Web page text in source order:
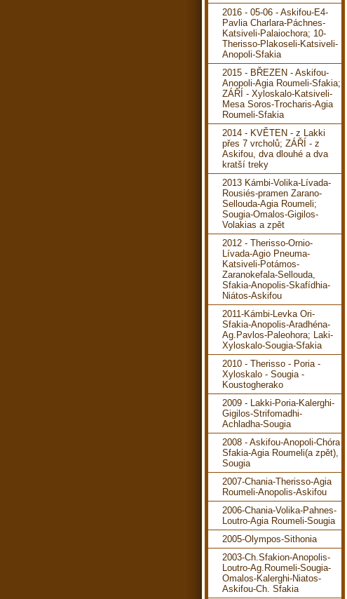
2016 - 05-06 - Askifou-E4-
Pavlia Charlara-Páchnes-
Katsiveli-Palaiochora; 10-
Therisso-Plakoseli-Katsiveli-
Anopoli-Sfakia
2015 - BŘEZEN - Askifou-
Anopoli-Agia Roumeli-Sfakia;
ZÁŘÍ - Xyloskalo-Katsiveli-
Mesa Soros-Trocharis-Agia
Roumeli-Sfakia
2014 - KVĚTEN - z Lakki
přes 7 vrcholů; ZÁŘÍ - z
Askifou, dva dlouhé a dva
kratší treky
2013 Kámbi-Volika-Lívada-
Rousiés-pramen Zarano-
Sellouda-Agia Roumeli;
Sougia-Omalos-Gigilos-
Volakias a zpět
2012 - Therisso-Ornio-
Lívada-Agio Pneuma-
Katsiveli-Potámos-
Zaranokefala-Sellouda,
Sfakia-Anopolis-Skafídhia-
Niátos-Askifou
2011-Kámbi-Levka Ori-
Sfakia-Anopolis-Aradhéna-
Ag.Pavlos-Paleohora; Laki-
Xyloskalo-Sougia-Sfakia
2010 - Therisso - Poria -
Xyloskalo - Sougia -
Koustogherako
2009 - Lakki-Poria-Kalerghi-
Gigilos-Strifomadhi-
Achladha-Sougia
2008 - Askifou-Anopoli-Chóra
Sfakia-Agia Roumeli(a zpět),
Sougia
2007-Chania-Therisso-Agia
Roumeli-Anopolis-Askifou
2006-Chania-Volika-Pahnes-
Loutro-Agia Roumeli-Sougia
2005-Olympos-Sithonia
2003-Ch.Sfakion-Anopolis-
Loutro-Ag.Roumeli-Sougia-
Omalos-Kalerghi-Niatos-
Askifou-Ch. Sfakia